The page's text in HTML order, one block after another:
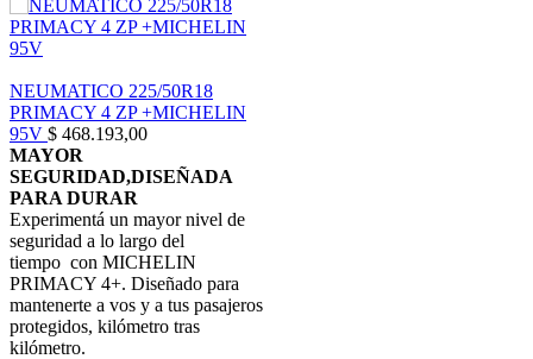
NEUMATICO 225/50R18
PRIMACY 4 ZP +MICHELIN
95V $ 468.193,00
MAYOR
SEGURIDAD,DISEÑADA
PARA DURAR
Experimentá un mayor nivel de
seguridad a lo largo del
tiempo con MICHELIN
PRIMACY 4+. Diseñado para
mantenerte a vos y a tus pasajeros
protegidos, kilómetro tras
kilómetro.